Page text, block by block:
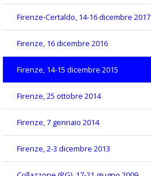
Firenze-Certaldo, 14-16 dicembre 2017
Firenze, 16 dicembre 2016
Firenze, 14-15 dicembre 2015
Firenze, 25 ottobre 2014
Firenze, 7 gennaio 2014
Firenze, 2-3 dicembre 2013